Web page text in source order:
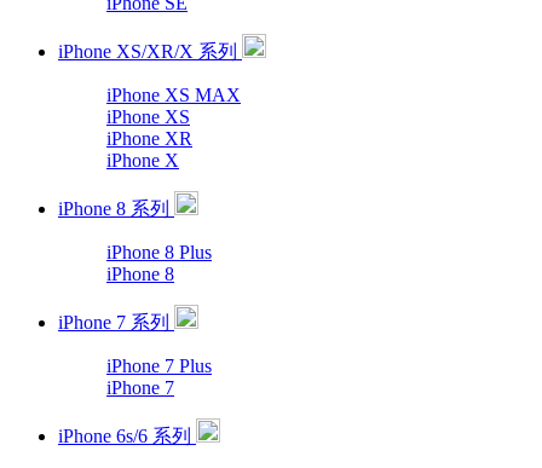
iPhone XS/XR/X 系列
iPhone XS MAX
iPhone XS
iPhone XR
iPhone X
iPhone 8 系列
iPhone 8 Plus
iPhone 8
iPhone 7 系列
iPhone 7 Plus
iPhone 7
iPhone 6s/6 系列